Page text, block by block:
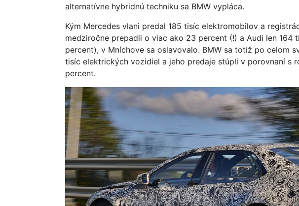
alternatívne hybridnú techniku sa BMW vypláca.
Kým Mercedes vlani predal 185 tisíc elektromobilov a
medziročne prepadli o viac ako 23 percent (!) a Audi len 164
percent), v Mníchove sa oslavovalo. BMW sa totiž po celom
tisíc elektrických vozidiel a jeho predaje stúpli v porovnaní s
percent.